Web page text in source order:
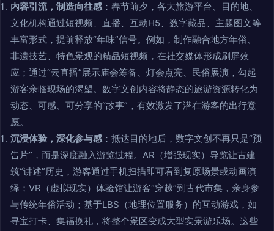
内容引流，制造向往感 ：春节前夕，各大旅游平台、目的地、
文化机构通过短视频、直播、互动H5、数字藏品、主题图文等
丰富形式，提前释放“年味”信号。例如，制作融合地方年俗、
非遗技艺、特色景观的精品短视频，在社交媒体形成刷屏效
应；通过“云直播”展示庙会筹备、灯会点亮、民俗展演，勾起
游客亲临现场的渴望。数字文创内容将静态的旅游资源转化为
动态、可感、可分享的“故事”，有效激发了潜在游客的出行意
愿。
沉浸体验，深化参与感 ：抵达目的地后，数字文创不再只是“预
告片”，而是深度融入游览过程。AR（增强现实）导览让古建
筑“讲述”历史，游客通过手机扫描即可看到复原场景或动画演
绎；VR（虚拟现实）体验馆让游客“穿越”到古代市集，亲身参
与传统年俗活动；基于LBS（地理位置服务）的互动游戏，如
寻宝打卡、集福换礼，将整个景区变成大型实景游乐场。这些